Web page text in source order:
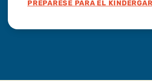
PREPARESE PARA EL